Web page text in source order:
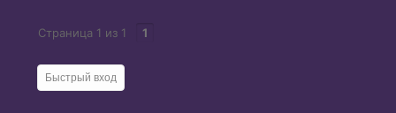
Страница 1 из 1 1